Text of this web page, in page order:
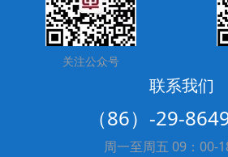
关注公众号
联系我们
（86）-29-
周一至周五 09：00-